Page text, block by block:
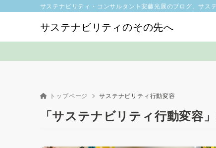
サステナビリティのその先へ
サステナビリティ・コンサルタント安藤光展のブログ。サス
トップページ サステナビリティ行動変容
「サステナビリティ行動変容